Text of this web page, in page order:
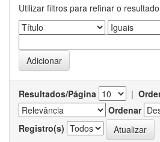
Utilizar filtros para refinar o
Resultados/Página |
Ordenar
Registro(s)